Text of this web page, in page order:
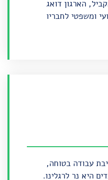
הארגון דואג
ומשפטי לחבריו
עבודה בטוחה,
היא נר לרגלינו.